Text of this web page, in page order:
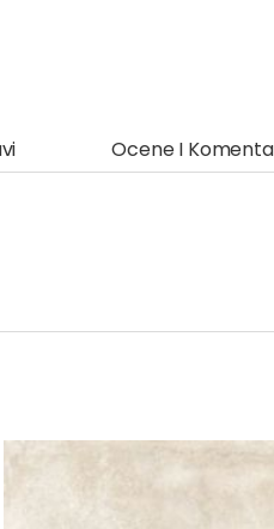
Ocene I